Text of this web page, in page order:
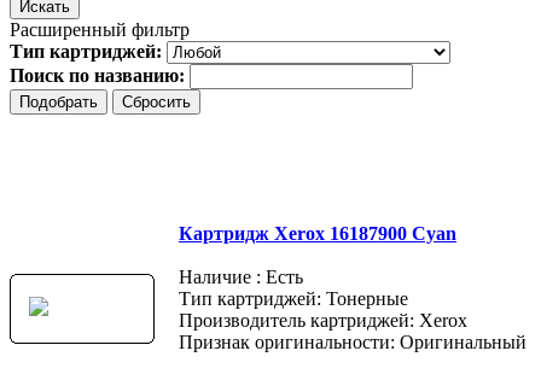
Расширенный фильтр
Тип картриджей:
Поиск по названию:
Картридж Xerox 16187900 Cyan
Наличие : Есть
Тип картриджей: Тонерные
Производитель картриджей: Xerox
Признак оригинальности: Оригинальный